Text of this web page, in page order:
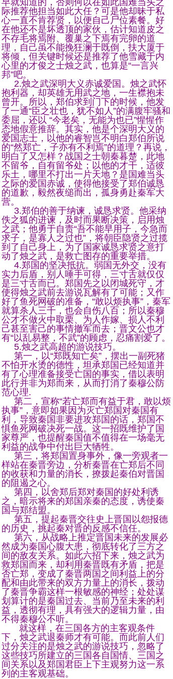
际推荐他担当如此大任？可是他却昧于私
心一直不肯荐贤，以便自己尸位素餐。好
在他还不是坏透顶的家伙，估计知道皮之
不存毛将焉附、覆巢之下焉有完卵的道
理，自己虽不能挽狂澜于既倒，扶大厦于
将倾，但关键时候还是推荐了他雪藏于内
心里的才俊之士烛之武，也算是“一言兴
邦”吧。
2.烛之武深明大义赤诚爱国。烛之武怀
抱利器，却英雄无用武之地，一生襟抱未
曾开。所以，郑伯求到门下的时候，他发
了一通“臣之壮也，犹不如人”的满腹牢骚和
委屈，还以 “今老矣，无能为也已”惺惺作
态地假意推辞。其实，他是个深明大义的
爱国志士，以他的睿智岂不明白郑伯所说
的“然郑亡，子亦有不利焉”的道理？再说，
明白了又怎样？战国之士朝秦暮楚，此地
不留爷，自有留爷处；以他的才干，适彼
乐土，哪里不打出一片天地？是国难当头
之际的爱国赤诚，使得他接受了郑伯诚恳
的道歉，毅然夜缒而出，孤身勇赴秦军大
营。
3.郑伯的善于纳谏，诚恳求贤。他采纳
佚之狐的进谏，及时而果断决策，启用烛
之武；他勇于自责“吾不能早用子，今急而
求子，是寡人之过也”，将朝臣隐贤之过揽
到了自己身上，为了国家诚恳求贤之意打
动了烛之武，是救亡图存的重要举措。
4.郑国的坚决抵抗。弱国无外交，没有
实力后盾，别人唾手可得，三寸舌就仅仅
是三寸舌而已。郑国先之以闭城死守，才
使得烛之武前去游说瓦解有了可能；又作
好了鱼死网破的准备，“敢以烦执事”，秦军
就算杀人三千，也会自伤八百；所以秦穆
公才不做火中取栗、为人作嫁、损人不利
己甚至害己的事情撤军而去；晋文公也才
有“以乱易整，不武”的顾虑，忍痛割爱了。
5.烛之武高超的游说技巧。
第一，以“郑既知亡矣”，摆出一副死猪
不怕开水烫的德性，坦承郑国已经知道并
有了心理准备接受亡国的事实，借以表明
此行并非为郑而来，从而打消了秦穆公防
范心理.
第二，宣称“若亡郑而有益于君，敢以烦
执事”，意即如果因为灭亡郑国对秦国有
利，导致秦国非要进攻郑国的话，郑国不
惧鱼死网破决死一战。这一招既维护了国
家尊严，也提醒秦国值不值得在一场毫无
利益的战争中付出巨大牺牲。
第三，将郑国置身事外，像一旁观者一
样站在秦晋旁边，分析秦晋在亡郑后不同
的收获和力量的消长，撩拨起秦伯对晋国
的阻遏之心。
第四，以舍郑后郑对秦国的好处利诱
之，暗示将来的郑国亲秦的态度，诱使秦
国与郑结盟。
第五，提起秦晋交往史上晋国以怨报德
的历史，挑起秦对晋的反感不信任。
第六，从战略上推定晋国未来的发展必
然成为秦国心腹大患，彻底转化了三方之
间的敌友关系。如此六招下来，烛之武为
救郑国而来，却利用秦晋既有矛盾，把是
否亡郑，变成了秦晋两国之间利益上的分
配和由此带来的双方力量上的消长，拨动
了秦晋争霸这样一根敏感的神经；处处谋
划算计的是秦国过去、当前乃至未来的利
益，透彻有理，具有强大的逻辑力量，由
不得秦穆公不听。
就这样，在三国各方的主客观条件
下，烛之武退秦师才有可能。而此前人们
过分关注的是烛之武的游说技巧，忽略了
这些技巧所建立的三国各自国情、三国之
间关系以及郑国君臣上下主观努力这一系
列的主客观基础。